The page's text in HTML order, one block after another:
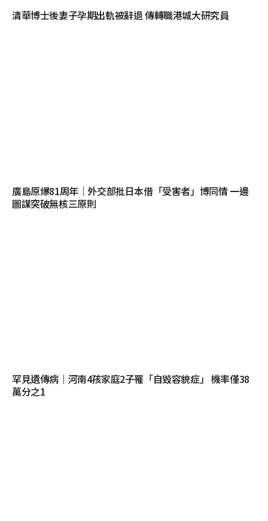
清華博士後妻子孕期出軌被辭退 傳轉職港城大研究員
廣島原爆81周年｜外交部批日本借「受害者」博同情 一邊
圖謀突破無核三原則
罕見遺傳病｜河南4孩家庭2子罹「自毀容貌症」 機率僅38
萬分之1